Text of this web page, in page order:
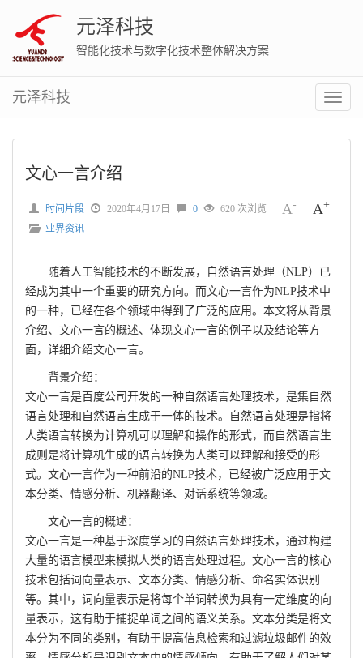
元泽科技
智能化技术与数字化技术整体解决方案
切
换
菜
元泽科技
文心一言介绍
A- A+
时间片段 2020年4月17日 0
620 次浏览
业界资讯
随着人工智能技术的不断发展，自然语言处理（NLP）已
经成为其中一个重要的研究方向。而文心一言作为NLP技术中
的一种，已经在各个领域中得到了广泛的应用。本文将从背景
介绍、文心一言的概述、体现文心一言的例子以及结论等方
面，详细介绍文心一言。
背景介绍：
文心一言是百度公司开发的一种自然语言处理技术，是集自然
语言处理和自然语言生成于一体的技术。自然语言处理是指将
人类语言转换为计算机可以理解和操作的形式，而自然语言生
成则是将计算机生成的语言转换为人类可以理解和接受的形
式。文心一言作为一种前沿的NLP技术，已经被广泛应用于文
本分类、情感分析、机器翻译、对话系统等领域。
文心一言的概述：
文心一言是一种基于深度学习的自然语言处理技术，通过构建
大量的语言模型来模拟人类的语言处理过程。文心一言的核心
技术包括词向量表示、文本分类、情感分析、命名实体识别
等。其中，词向量表示是将每个单词转换为具有一定维度的向
量表示，这有助于捕捉单词之间的语义关系。文本分类是将文
本分为不同的类别，有助于提高信息检索和过滤垃圾邮件的效